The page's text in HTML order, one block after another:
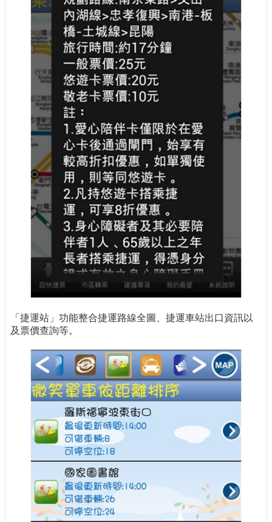
「捷運站」功能整合捷運路線全圖、捷運車站出口資訊以
及票價查詢等。